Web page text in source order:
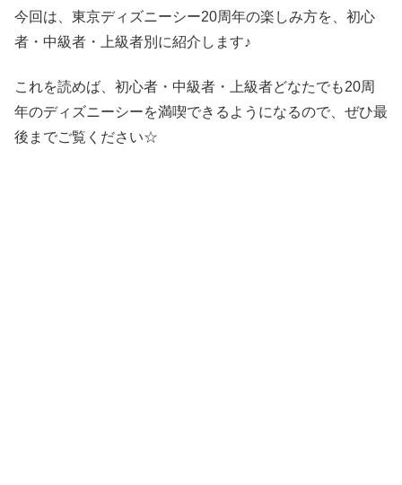
今回は、東京ディズニーシー20周年の楽しみ方を、初心
者・中級者・上級者別に紹介します♪
これを読めば、初心者・中級者・上級者どなたでも20周
年のディズニーシーを満喫できるようになるので、ぜひ最
後までご覧ください☆